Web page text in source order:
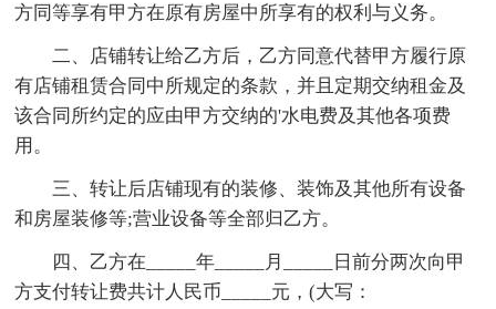
方同等享有甲方在原有房屋中所享有的权利与义务。
二、店铺转让给乙方后，乙方同意代替甲方履行原
有店铺租赁合同中所规定的条款，并且定期交纳租金及
该合同所约定的应由甲方交纳的'水电费及其他各项费
用。
三、转让后店铺现有的装修、装饰及其他所有设备
和房屋装修等;营业设备等全部归乙方。
四、乙方在_____年_____月_____日前分两次向甲
方支付转让费共计人民币_____元，(大写：